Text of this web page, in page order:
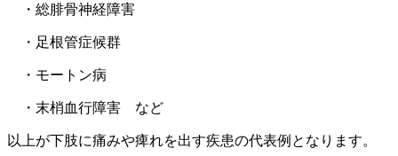
・総腓骨神経障害
・足根管症候群
・モートン病
・末梢血行障害 など
以上が下肢に痛みや痺れを出す疾患の代表例となります。